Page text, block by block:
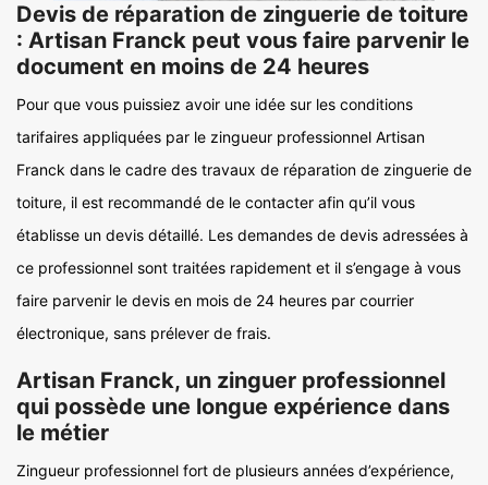
Devis de réparation de zinguerie de toiture
: Artisan Franck peut vous faire parvenir le
document en moins de 24 heures
Pour que vous puissiez avoir une idée sur les conditions
tarifaires appliquées par le zingueur professionnel Artisan
Franck dans le cadre des travaux de réparation de zinguerie de
toiture, il est recommandé de le contacter afin qu’il vous
établisse un devis détaillé. Les demandes de devis adressées à
ce professionnel sont traitées rapidement et il s’engage à vous
faire parvenir le devis en mois de 24 heures par courrier
électronique, sans prélever de frais.
Artisan Franck, un zinguer professionnel
qui possède une longue expérience dans
le métier
Zingueur professionnel fort de plusieurs années d’expérience,